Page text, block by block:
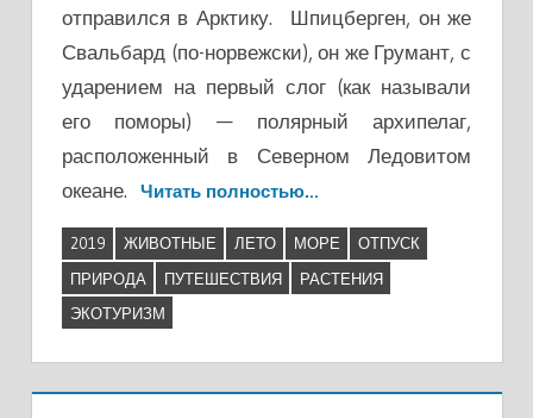
отправился в Арктику. Шпицберген, он же
Свальбард (по-норвежски), он же Грумант, с
ударением на первый слог (как называли
его поморы) — полярный архипелаг,
расположенный в Северном Ледовитом
океане. Читать полностью…
2019 ЖИВОТНЫЕ ЛЕТО МОРЕ
ОТПУСК
ПРИРОДА
ПУТЕШЕСТВИЯ
РАСТЕНИЯ
ЭКОТУРИЗМ